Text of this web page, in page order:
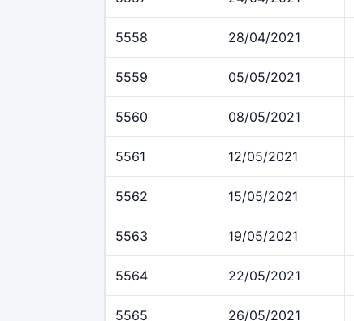
5558 28/04/2021
5559 05/05/2021
5560 08/05/2021
5561 12/05/2021
5562 15/05/2021
5563 19/05/2021
5564 22/05/2021
5565 26/05/2021